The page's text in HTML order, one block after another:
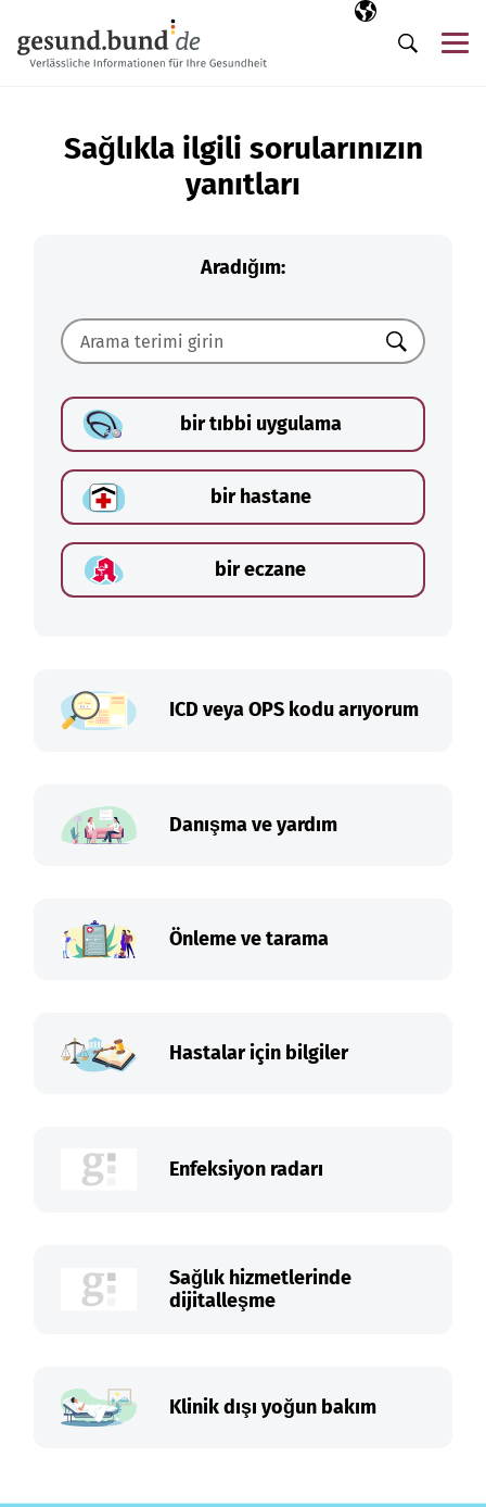
Seçili dil
TR
Arama
Sağlıkla ilgili sorularınızın
yanıtları
Aradığım:
Ara
bir tıbbi uygulama
bir hastane
bir eczane
ICD veya OPS kodu arıyorum
Danışma ve yardım
Önleme ve tarama
Hastalar için bilgiler
Enfeksiyon radarı
Sağlık hizmetlerinde
dijitalleşme
Klinik dışı yoğun bakım